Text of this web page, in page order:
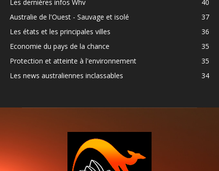
Les dernières infos Whv
40
Australie de l'Ouest - Sauvage et isolé
37
Les états et les principales villes
36
Economie du pays de la chance
35
Protection et atteinte à l'environnement
35
Les news australiennes inclassables
34